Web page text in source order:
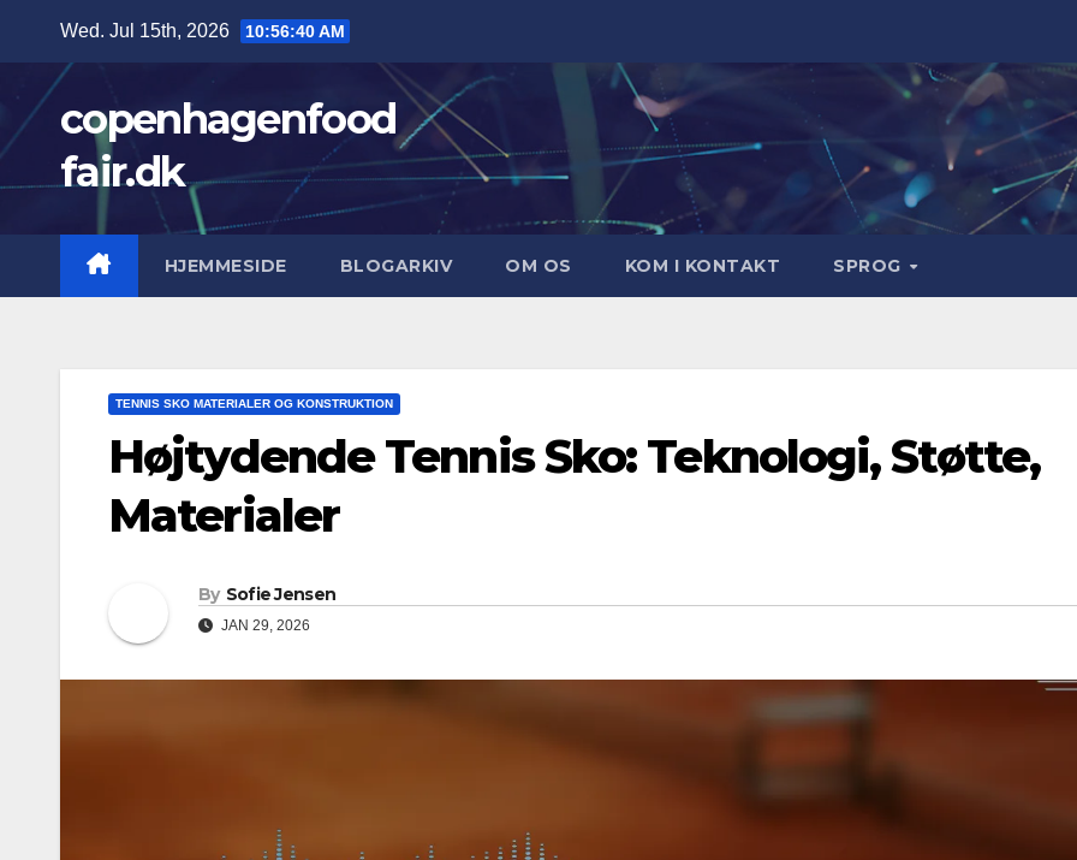
content
Wed. Jul 15th, 2026 10:56:41 AM
copenhagenfood
fair.dk
HJEMMESIDE BLOGARKIV OM OS KOM I KONTAKT SPROG
TENNIS SKO MATERIALER OG KONSTRUKTION
Højtydende Tennis Sko: Teknologi, Støtte,
Materialer
By Sofie Jensen
JAN 29, 2026